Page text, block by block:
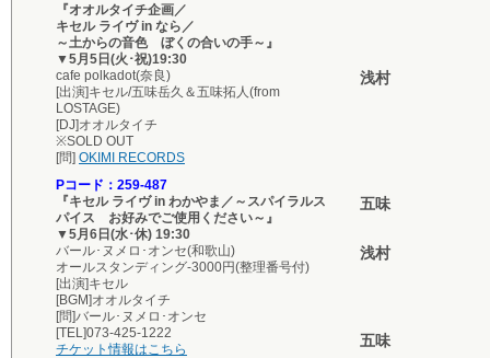
『オオルタイチ企画／
キセル ライヴ in なら／
～土からの音色 ぼくの合いの手～』
▼5月5日(火･祝)19:30
cafe polkadot(奈良)
[出演]キセル/五味岳久＆五味拓人(from
LOSTAGE)
[DJ]オオルタイチ
※SOLD OUT
[問] OKIMI RECORDS
Pコード：259-487
『キセル ライヴ in わかやま／～スパイラルス
パイス お好みでご使用ください～』
▼5月6日(水･休) 19:30
バール･ヌメロ･オンセ(和歌山)
オールスタンディング-3000円(整理番号付)
[出演]キセル
[BGM]オオルタイチ
[問]バール･ヌメロ･オンセ
[TEL]073-425-1222
チケット情報はこちら
浅村
五味
浅村
五味